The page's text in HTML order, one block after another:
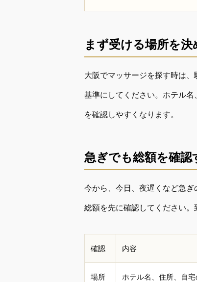
まず受ける場所を決
大阪でマッサージを探す時は
基準にしてください。ホテル
を確認しやすくなります。
急ぎでも総額を確認
今から、今日、夜遅くなど急
総額を先に確認してください。
確認 内容
場所 ホテル名、住所、自宅